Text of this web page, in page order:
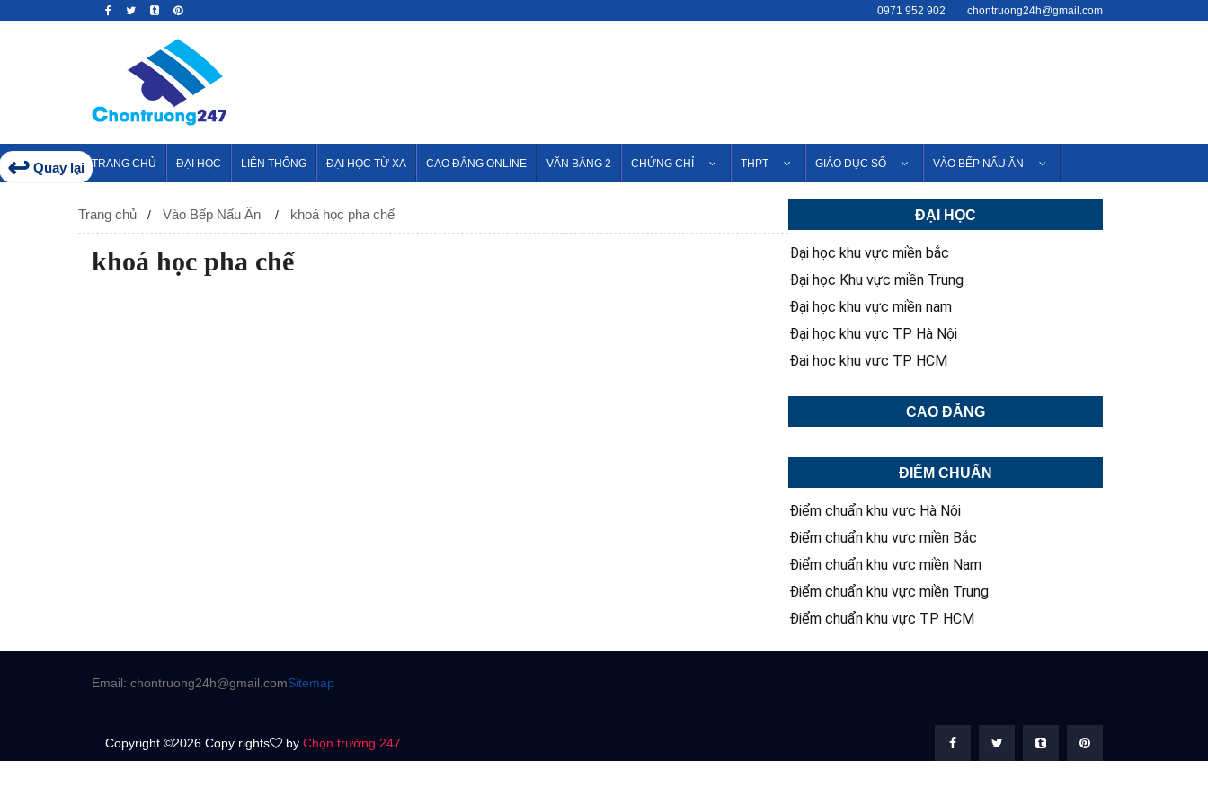
0971 952 902 chontruong24h@gmail.com
TRANG CHỦ ĐẠI HỌC LIÊN THÔNG ĐẠI HỌC TỪ XA CAO ĐẲNG ONLINE VĂN BẰNG 2 CHỨNG CHỈ THPT GIÁO DỤC SỐ VÀO BẾP NẤU ĂN
↩ Quay lại
Trang chủ Vào Bếp Nấu Ăn khoá học pha chế
khoá học pha chế
ĐẠI HỌC
Đại học khu vực miền bắc
Đại học Khu vực miền Trung
Đại học khu vực miền nam
Đại học khu vực TP Hà Nội
Đại học khu vực TP HCM
CAO ĐẲNG
ĐIỂM CHUẨN
Điểm chuẩn khu vực Hà Nội
Điểm chuẩn khu vực miền Bắc
Điểm chuẩn khu vực miền Nam
Điểm chuẩn khu vực miền Trung
Điểm chuẩn khu vực TP HCM
Email: chontruong24h@gmail.comSitemap
Copyright ©2026 Copy rights by Chọn trường 247